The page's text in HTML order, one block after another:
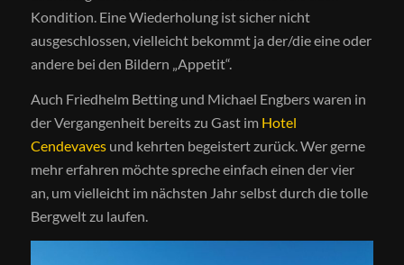
Kondition. Eine Wiederholung ist sicher nicht
ausgeschlossen, vielleicht bekommt ja der/die eine oder
andere bei den Bildern „Appetit“.
Auch Friedhelm Betting und Michael Engbers waren in
der Vergangenheit bereits zu Gast im Hotel
Cendevavesund kehrten begeistert zurück. Wer gerne
mehr erfahren möchte spreche einfach einen der vier
an, um vielleicht im nächsten Jahr selbst durch die tolle
Bergwelt zu laufen.